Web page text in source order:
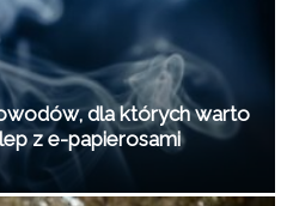
dla których warto
z e-papierosami